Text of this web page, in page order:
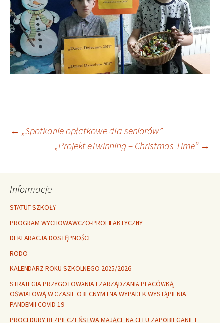
Nawigacja
← „Spotkanie opłatkowe dla seniorów”
„Projekt eTwinning – Christmas Time” →
Informacje
STATUT SZKOŁY
PROGRAM WYCHOWAWCZO-PROFILAKTYCZNY
DEKLARACJA DOSTĘPNOŚCI
RODO
KALENDARZ ROKU SZKOLNEGO 2025/2026
STRATEGIA PRZYGOTOWANIA I ZARZĄDZANIA PLACÓWKĄ
OŚWIATOWĄ W CZASIE OBECNYM I NA WYPADEK WYSTĄPIENIA
PANDEMII COVID-19
PROCEDURY BEZPIECZEŃSTWA MAJĄCE NA CELU ZAPOBIEGANIE I